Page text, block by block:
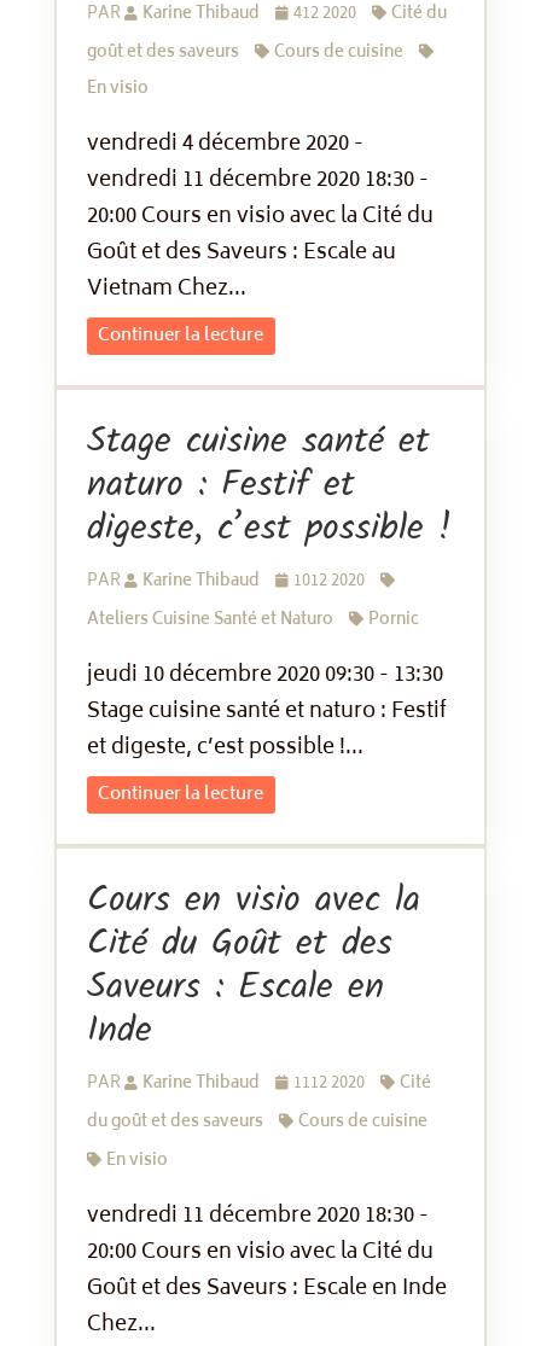
PAR Karine Thibaud 412 2020
Cité du
goût et des saveurs
Cours de cuisine
En visio
vendredi 4 décembre 2020 -
vendredi 11 décembre 2020 18:30 -
20:00 Cours en visio avec la Cité du
Goût et des Saveurs : Escale au
Vietnam Chez...
Continuer la lecture
Stage cuisine santé et
naturo : Festif et
digeste, c’est possible !
PAR Karine Thibaud
1012 2020
Ateliers Cuisine Santé et Naturo
Pornic
jeudi 10 décembre 2020 09:30 - 13:30
Stage cuisine santé et naturo : Festif
et digeste, c’est possible !...
Continuer la lecture
Cours en visio avec la
Cité du Goût et des
Saveurs : Escale en
Inde
PAR Karine Thibaud 1112 2020
Cité
du goût et des saveurs
Cours de cuisine
En visio
vendredi 11 décembre 2020 18:30 -
20:00 Cours en visio avec la Cité du
Goût et des Saveurs : Escale en Inde
Chez...